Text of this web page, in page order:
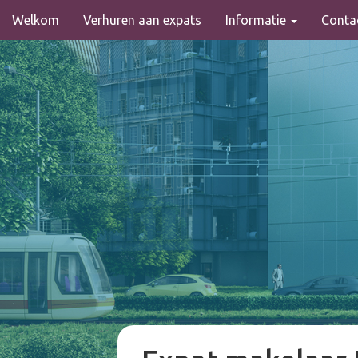
naar
de
inhoud
gaan
Hoofdnavigatie
Welkom Verhuren aan expats Informatie